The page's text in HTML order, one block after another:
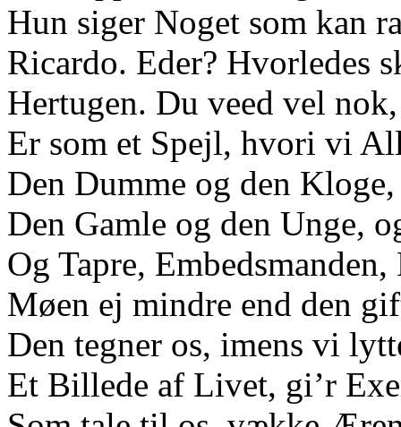
Hun siger Noget som kan
Ricardo. Eder? Hvorledes
Hertugen. Du veed vel
Er som et Spejl, hvori vi
Den Dumme og den Kloge,
Den Gamle og den Unge,
Og Tapre,
Møen ej mindre end den
Den tegner os, imens vi
Et Billede af Livet, gi’r